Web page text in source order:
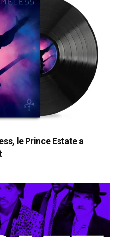
le Prince Estate a